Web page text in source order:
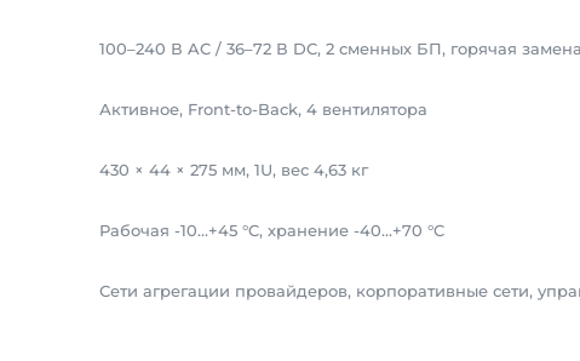
100–240 В AC / 36–72 В DC, 2 сменных БП, горячая замена
Активное, Front-to-Back, 4 вентилятора
430 × 44 × 275 мм, 1U, вес 4,63 кг
Рабочая -10…+45 °C, хранение -40…+70 °C
Сети агрегации провайдеров, корпоративные сети,